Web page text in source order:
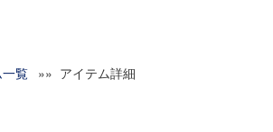
ーチインスティテュート
金研究成果報告書
覧 »» アイテム詳細